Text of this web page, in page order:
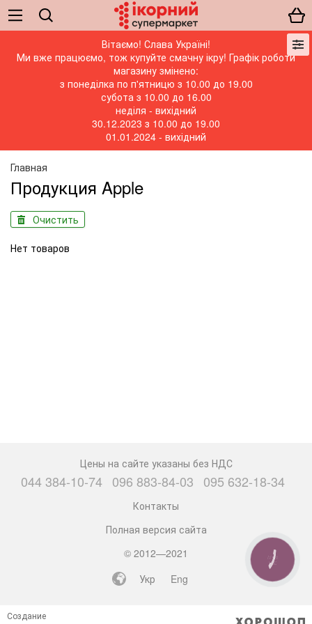
Вітаємо! Слава Україні!
Ми вже працюємо, тож купуйте смачну ікру! Графік роботи
магазину змінено:
з понеділка по п'ятницю з 10.00 до 19.00
субота з 10.00 до 16.00
неділя - вихідний
30.12.2023 з 10.00 до 19.00
01.01.2024 - вихідний
Главная
Продукция Apple
Очистить
Нет товаров
Цены на сайте указаны без НДС
044 384-10-74 096 883-84-03 095 632-18-34
Контакты
Полная версия сайта
© 2012—2021
Укр
Eng
Создание
КНОПКА
СВЯЗИ